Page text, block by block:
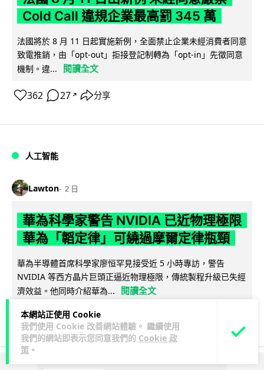
本網站正使用 Cookie
我們使用 Cookie 改善網站體驗。 繼續使用
我們的網站即表示您同意我們的 Cookie 政
策 。
Cold Call 違規企業最高罰 345 萬
法國將於 8 月 11 日起實施新例，全面禁止企業未經消費者同意
致電推銷，由「opt-out」拒接登記制轉為「opt-in」先徵同意
機制。違...
閱讀全文
362 27 ↗ 分享
人工智能
Lawton 2 日
華為科學家警告 NVIDIA 已近物理極限
華為「韜定律」可繞過摩爾定律瓶頸
華為半導體首席科學家廖恒罕見接受近 5 小時專訪，警告
NVIDIA 等西方晶片巨頭正逼近物理極限，傳統製程升級已失經
濟效益。他同時介紹華為...
閱讀全文
1,593 602↗